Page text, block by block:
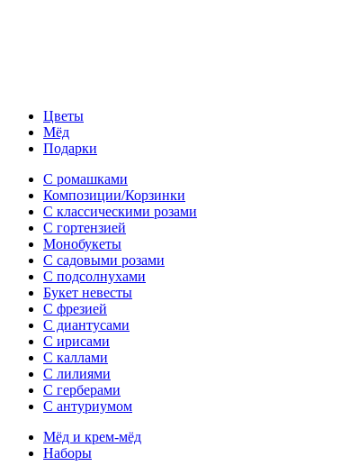
Цветы
Мёд
Подарки
С ромашками
Композиции/Корзинки
С классическими розами
С гортензией
Монобукеты
С садовыми розами
С подсолнухами
Букет невесты
С фрезией
С диантусами
С ирисами
С каллами
C лилиями
С герберами
С антуриумом
Мёд и крем-мёд
Наборы